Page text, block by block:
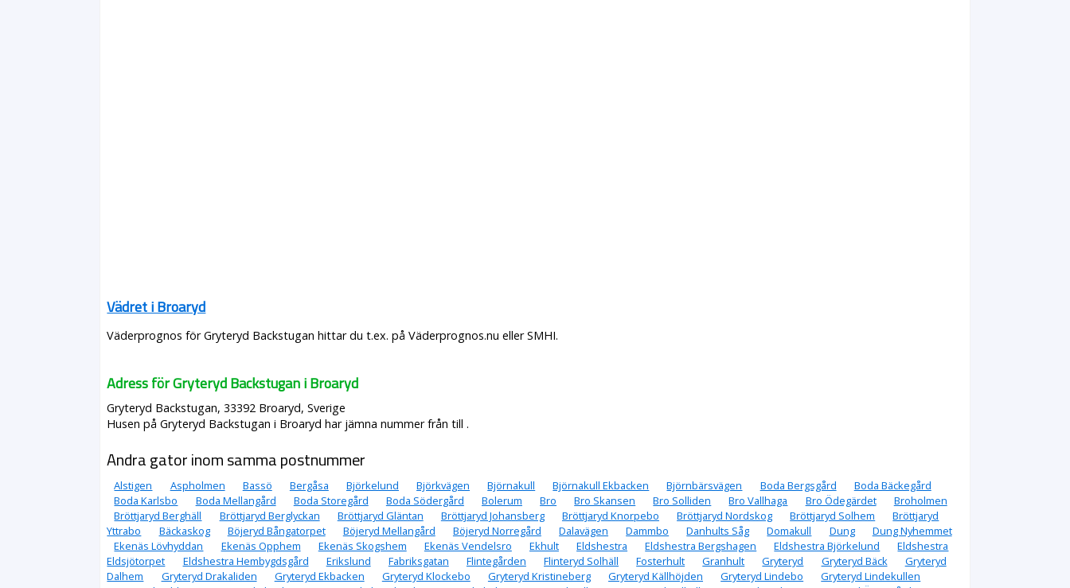
Vädret i Broaryd
Väderprognos för Gryteryd Backstugan hittar du t.ex. på Väderprognos.nu eller SMHI.
Adress för Gryteryd Backstugan i Broaryd
Gryteryd Backstugan, 33392 Broaryd, Sverige
Husen på Gryteryd Backstugan i Broaryd har jämna nummer från till .
Andra gator inom samma postnummer
Alstigen Aspholmen Bassö Bergåsa Björkelund Björkvägen Björnakull Björnakull Ekbacken Björnbärsvägen Boda Bergsgård
Boda Bäckegård
Boda Karlsbo
Boda Mellangård Boda Storegård Boda Södergård Bolerum Bro Bro Skansen Bro Solliden Bro Vallhaga Bro Ödegärdet
Broholmen
Bröttjaryd Berghäll
Bröttjaryd Berglyckan Bröttjaryd Gläntan Bröttjaryd Johansberg Bröttjaryd Knorpebo Bröttjaryd Nordskog Bröttjaryd Solhem
Bröttjaryd
Yttrabo
Bäckaskog Böjeryd Bångatorpet Böjeryd Mellangård Böjeryd Norregård Dalavägen Dammbo Danhults Såg Domakull Dung
Dung Nyhemmet
Ekenäs Lövhyddan
Ekenäs Opphem Ekenäs Skogshem Ekenäs Vendelsro Ekhult Eldshestra Eldshestra Bergshagen Eldshestra Björkelund
Eldshestra
Eldsjötorpet
Eldshestra Hembygdsgård Erikslund Fabriksgatan Flintegården Flinteryd Solhäll Fosterhult Granhult Gryteryd Gryteryd Bäck
Gryteryd
Dalhem
Gryteryd Drakaliden Gryteryd Ekbacken Gryteryd Klockebo Gryteryd Kristineberg Gryteryd Källhöjden Gryteryd Lindebo
Gryteryd Lindekullen